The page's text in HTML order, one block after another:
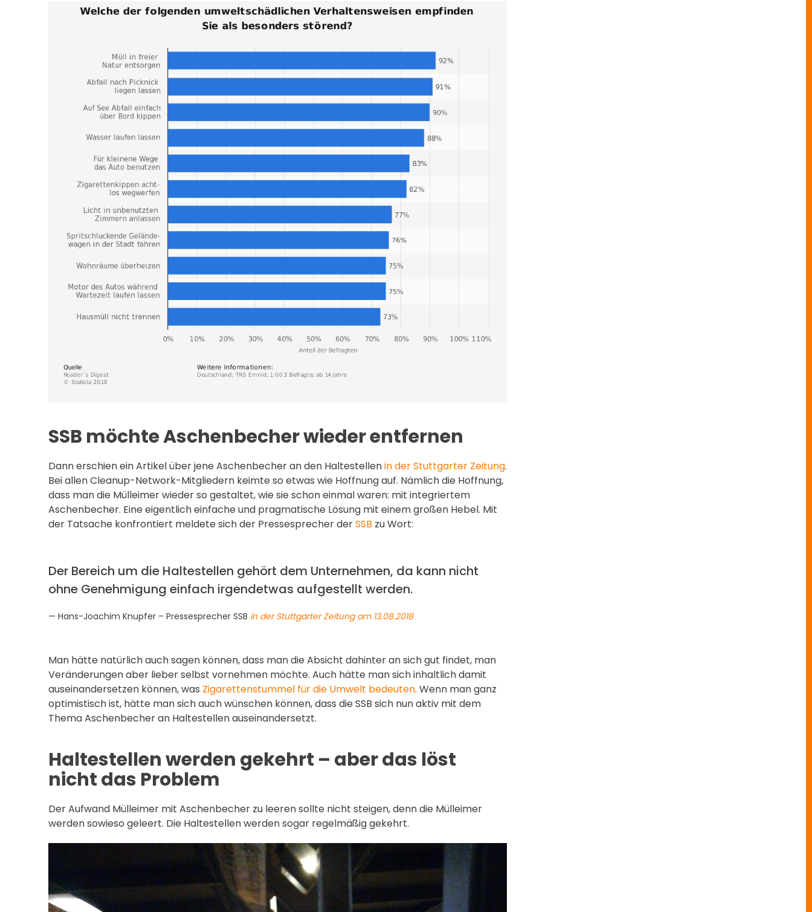
SSB möchte Aschenbecher wieder entfernen
Dann erschien ein Artikel über jene Aschenbecher an den Haltestellenin der Stuttgarter Zeitung.
Bei allen Cleanup-Network-Mitgliedern keimte so etwas wie Hoffnung auf. Nämlich die Hoffnung,
dass man die Mülleimer wieder so gestaltet, wie sie schon einmal waren: mit integriertem
Aschenbecher. Eine eigentlich einfache und pragmatische Lösung mit einem großen Hebel. Mit
der Tatsache konfrontiert meldete sich der Pressesprecher derSSB zu Wort:
Der Bereich um die Haltestellen gehört dem Unternehmen, da kann nicht
ohne Genehmigung einfach irgendetwas aufgestellt werden.
Hans-Joachim Knupfer – Pressesprecher SSB in der Stuttgarter Zeitung am 13.08.2018
Man hätte natürlich auch sagen können, dass man die Absicht dahinter an sich gut findet, man
Veränderungen aber lieber selbst vornehmen möchte. Auch hätte man sich inhaltlich damit
auseinandersetzen können, was Zigarettenstummel für die Umwelt bedeuten. Wenn man ganz
optimistisch ist, hätte man sich auch wünschen können, dass die SSB sich nun aktiv mit dem
Thema Aschenbecher an Haltestellen auseinandersetzt.
Haltestellen werden gekehrt – aber das löst
nicht das Problem
Der Aufwand Mülleimer mit Aschenbecher zu leeren sollte nicht steigen, denn die Mülleimer
werden sowieso geleert. Die Haltestellen werden sogar regelmäßig gekehrt.